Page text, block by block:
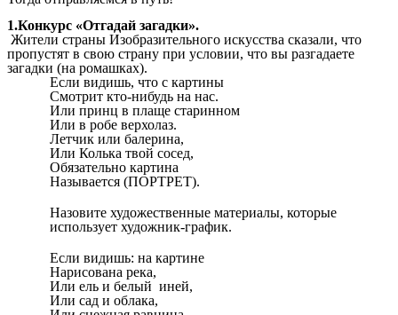
1.Конкурс «Отгадай загадки».
Жители страны Изобразительного искусства сказали, что
пропустят в свою страну при условии, что вы разгадаете
загадки (на ромашках).
Если видишь, что с картины
Смотрит кто-нибудь на нас.
Или принц в плаще старинном
Или в робе верхолаз.
Летчик или балерина,
Или Колька твой сосед,
Обязательно картина
Называется (ПОРТРЕТ).
Назовите художественные материалы, которые
использует художник-график.
Если видишь: на картине
Нарисована река,
Или ель и белый иней,
Или сад и облака,